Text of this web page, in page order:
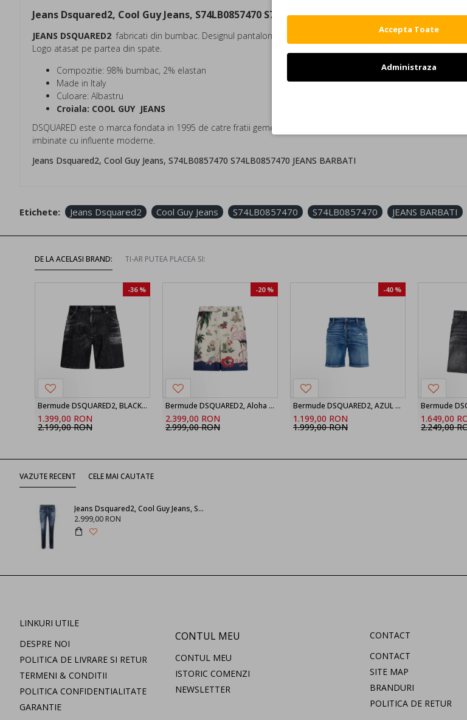
Jeans Dsquared2, Cool Guy Jeans, S74LB0857470 S74LB0857470
JEANS DSQUARED2 fabricati din bumbac. Designul pantalonilor este o combinatie intre stilurile: italian,
Logo atasat pe partea din spate.
Compozitie: 98% bumbac, 2% elastan
Made in Italy
Culoare: Albastru
Croiala: COOL GUY JEANS
DSQUARED este o marca fondata in 1995 de catre fratii gemeni canadieni Dean si Dan Caten. Colectiile
imbinate cu influente moderne.
Jeans Dsquared2, Cool Guy Jeans, S74LB0857470 S74LB0857470 JEANS BARBATI
Etichete: Jeans Dsquared2 Cool Guy Jeans S74LB0857470 S74LB0857470 JEANS BARBATI
DE LA ACELASI BRAND: TI-AR PUTEA PLACEA SI:
-36 %
Bermude DSQUARED2, BLACK ‘Marine’ denim shorts
1.399,00 RON
2.199,00 RON
-20 %
Bermude DSQUARED2, Aloha Souvenir Boxer Shorts
2.399,00 RON
2.999,00 RON
-40 %
Bermude DSQUARED2, AZUL MARINO Shorts vaqueros ‘Marine’, Bleu
1.199,00 RON
1.999,00 RON
1.649,00
2.249,00
VAZUTE RECENT CELE MAI CAUTATE
Jeans Dsquared2, Cool Guy Jeans, S74LB0857470
2.999,00 RON
LINKURI UTILE
DESPRE NOI
POLITICA DE LIVRARE SI RETUR
TERMENI & CONDITII
POLITICA CONFIDENTIALITATE
GARANTIE
CONTUL MEU
CONTUL MEU
ISTORIC COMENZI
NEWSLETTER
CONTACT
CONTACT
SITE MAP
BRANDURI
POLITICA DE RETUR
Accepta Toate
Administraza